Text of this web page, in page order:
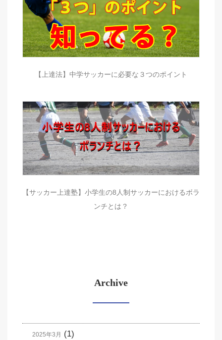
【上達法】中学サッカーに必要な３つのポイント
【サッカー上達塾】小学生の8人制サッカーにおけるボラ
ンチとは？
Archive
2025年3月 (1)